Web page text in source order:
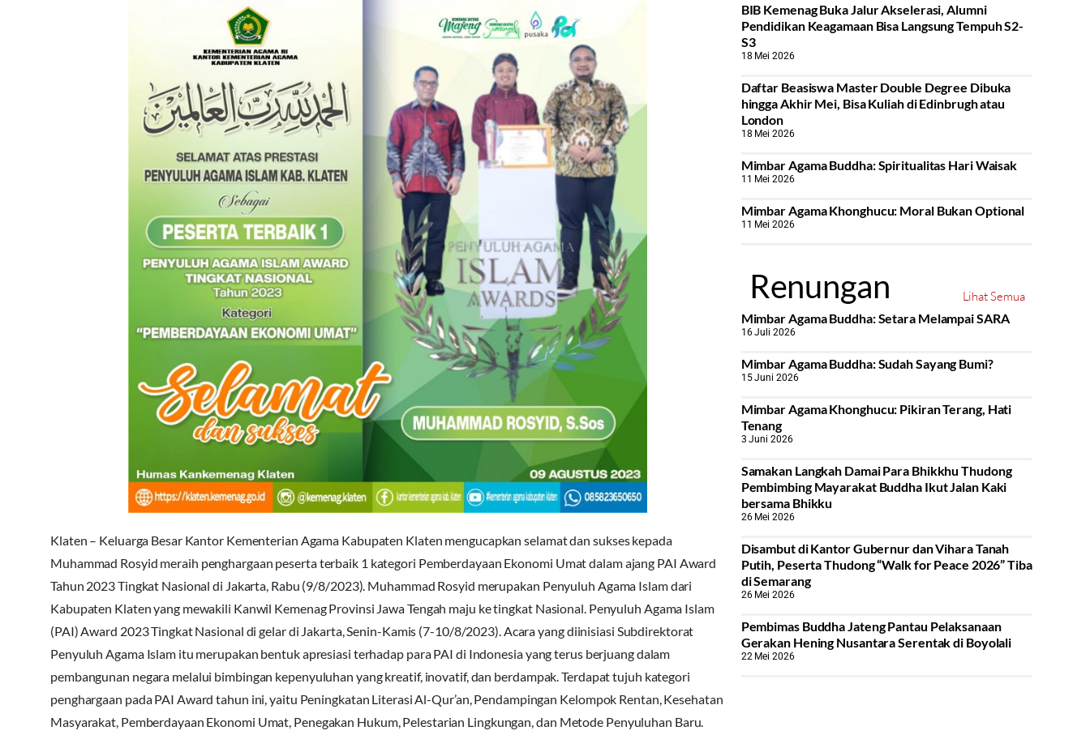
Klaten – Keluarga Besar Kantor Kementerian Agama Kabupaten Klaten mengucapkan selamat dan sukses kepada
Muhammad Rosyid meraih penghargaan peserta terbaik 1 kategori Pemberdayaan Ekonomi Umat dalam ajang PAI Award
Tahun 2023 Tingkat Nasional di Jakarta, Rabu (9/8/2023). Muhammad Rosyid merupakan Penyuluh Agama Islam dari
Kabupaten Klaten yang mewakili Kanwil Kemenag Provinsi Jawa Tengah maju ke tingkat Nasional. Penyuluh Agama Islam
(PAI) Award 2023 Tingkat Nasional di gelar di Jakarta, Senin-Kamis (7-10/8/2023). Acara yang diinisiasi Subdirektorat
Penyuluh Agama Islam itu merupakan bentuk apresiasi terhadap para PAI di Indonesia yang terus berjuang dalam
pembangunan negara melalui bimbingan kepenyuluhan yang kreatif, inovatif, dan berdampak. Terdapat tujuh kategori
penghargaan pada PAI Award tahun ini, yaitu Peningkatan Literasi Al-Qur’an, Pendampingan Kelompok Rentan, Kesehatan
Masyarakat, Pemberdayaan Ekonomi Umat, Penegakan Hukum, Pelestarian Lingkungan, dan Metode Penyuluhan Baru.
BIB Kemenag Buka Jalur Akselerasi, Alumni
Pendidikan Keagamaan Bisa Langsung Tempuh S2-
S3
18 Mei 2026
Daftar Beasiswa Master Double Degree Dibuka
hingga Akhir Mei, Bisa Kuliah di Edinbrugh atau
London
18 Mei 2026
Mimbar Agama Buddha: Spiritualitas Hari Waisak
11 Mei 2026
Mimbar Agama Khonghucu: Moral Bukan Optional
11 Mei 2026
Renungan
Lihat Semua
Mimbar Agama Buddha: Setara Melampai SARA
16 Juli 2026
Mimbar Agama Buddha: Sudah Sayang Bumi?
15 Juni 2026
Mimbar Agama Khonghucu: Pikiran Terang, Hati
Tenang
3 Juni 2026
Samakan Langkah Damai Para Bhikkhu Thudong
Pembimbing Mayarakat Buddha Ikut Jalan Kaki
bersama Bhikku
26 Mei 2026
Disambut di Kantor Gubernur dan Vihara Tanah
Putih, Peserta Thudong “Walk for Peace 2026” Tiba
di Semarang
26 Mei 2026
‎Pembimas Buddha Jateng Pantau Pelaksanaan
Gerakan Hening Nusantara Serentak di Boyolali
22 Mei 2026